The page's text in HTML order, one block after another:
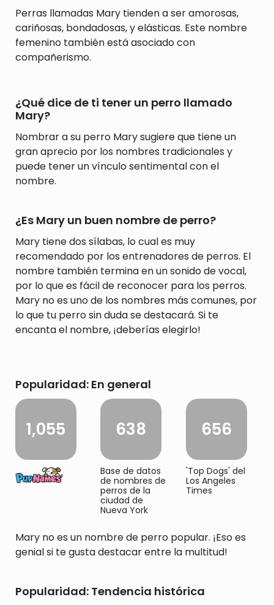
Perras llamadas Mary tienden a ser amorosas,
cariñosas, bondadosas, y elásticas. Este nombre
femenino también está asociado con
compañerismo.
¿Qué dice de ti tener un perro llamado
Mary?
Nombrar a su perro Mary sugiere que tiene un
gran aprecio por los nombres tradicionales y
puede tener un vínculo sentimental con el
nombre.
¿Es Mary un buen nombre de perro?
Mary tiene dos sílabas, lo cual es muy
recomendado por los entrenadores de perros. El
nombre también termina en un sonido de vocal,
por lo que es fácil de reconocer para los perros.
Mary no es uno de los nombres más comunes, por
lo que tu perro sin duda se destacará. Si te
encanta el nombre, ¡deberías elegirlo!
Popularidad: En general
1,055 638
Base de datos
de nombres de
perros de la
ciudad de
Nueva York
656
'Top Dogs' del
Los Angeles
Times
Mary no es un nombre de perro popular. ¡Eso es
genial si te gusta destacar entre la multitud!
Popularidad: Tendencia histórica